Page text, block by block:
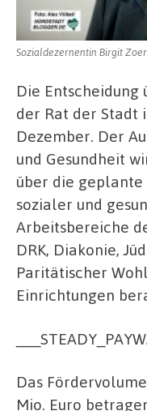
Sozialdezernentin Birgit
Die
der Rat der Stadt
Dezember. Der
und Gesundheit
über die
sozialer und
Arbeitsbereiche
DRK, Diakonie,
Paritätischer
Einrichtungen
Das
Mio. Euro